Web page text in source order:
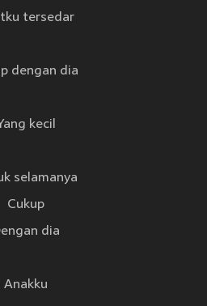
tersedar
dengan dia
kecil
selamanya
Cukup
dia
Anakku